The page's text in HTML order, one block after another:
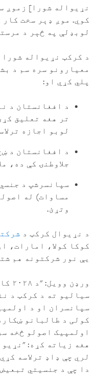
نړیواله شورا] زموږ
کوي. موږ ډېر سخت
لوبډلې په څېر د
د کرکټ نړیواله
معیارونو سره سم د
پلي کړي او:
د افغانستان د
تر هغه تعلیق
لوبو اجازه
د افغانستان د
جلاوطنۍ کې ده،
سپانسرشپ د
مساوات) له
وتړئ.
د نړیوال کرکټ د
کوکا کولا، امارات،
یې نور شرکتونه هم
سیالیو ته د کرکټ د
سپانسران او د
کولی د طالبانو
اولمپیک اصولو څخه
لري چې ډاډ ترلاسه
دا چې د جنسیتي